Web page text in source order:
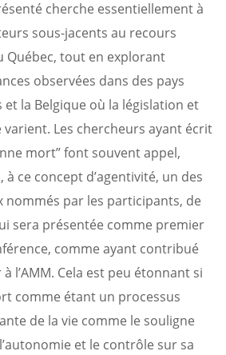
cherche essentiellement à
sous-jacents au recours
Québec, tout en explorant
observées dans des pays
et la Belgique où la législation et
varient. Les chercheurs ayant écrit
mort” font souvent appel,
ce concept d’agentivité, un des
nommés par les participants, de
sera présentée comme premier
comme ayant contribué
l’AMM. Cela est peu étonnant si
comme étant un processus
de la vie comme le souligne
et le contrôle sur sa